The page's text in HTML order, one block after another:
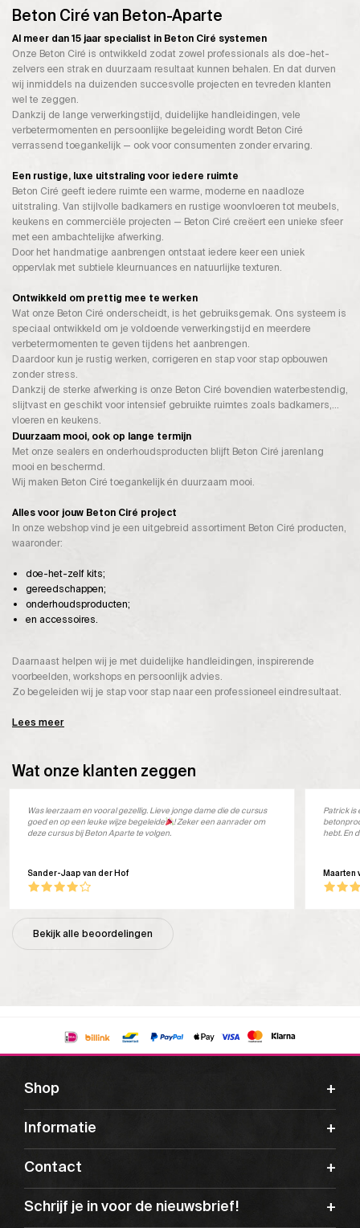
Beton Ciré van Beton-Aparte
Al meer dan 15 jaar specialist in Beton Ciré systemen
Onze Beton Ciré is ontwikkeld zodat zowel professionals als doe-het-
zelvers een strak en duurzaam resultaat kunnen behalen. En dat durven
wij inmiddels na duizenden succesvolle projecten en tevreden klanten
wel te zeggen.
Dankzij de lange verwerkingstijd, duidelijke handleidingen, vele
verbetermomenten en persoonlijke begeleiding wordt Beton Ciré
verrassend toegankelijk — ook voor consumenten zonder ervaring.
Een rustige, luxe uitstraling voor iedere ruimte
Beton Ciré geeft iedere ruimte een warme, moderne en naadloze
uitstraling. Van stijlvolle badkamers en rustige woonvloeren tot meubels,
keukens en commerciële projecten — Beton Ciré creëert een unieke sfeer
met een ambachtelijke afwerking.
Door het handmatige aanbrengen ontstaat iedere keer een uniek
oppervlak met subtiele kleurnuances en natuurlijke texturen.
Ontwikkeld om prettig mee te werken
Wat onze Beton Ciré onderscheidt, is het gebruiksgemak. Ons systeem is
speciaal ontwikkeld om je voldoende verwerkingstijd en meerdere
verbetermomenten te geven tijdens het aanbrengen.
Daardoor kun je rustig werken, corrigeren en stap voor stap opbouwen
zonder stress.
Dankzij de sterke afwerking is onze Beton Ciré bovendien waterbestendig,
slijtvast en geschikt voor intensief gebruikte ruimtes zoals badkamers,
vloeren en keukens.
Duurzaam mooi, ook op lange termijn
Met onze sealers en onderhoudsproducten blijft Beton Ciré jarenlang
mooi en beschermd.
Wij maken Beton Ciré toegankelijk én duurzaam mooi.
Alles voor jouw Beton Ciré project
In onze webshop vind je een uitgebreid assortiment Beton Ciré producten,
waaronder:
doe-het-zelf kits;
gereedschappen;
onderhoudsproducten;
en accessoires.
Daarnaast helpen wij je met duidelijke handleidingen, inspirerende
voorbeelden, workshops en persoonlijk advies.
Zo begeleiden wij je stap voor stap naar een professioneel eindresultaat.
Lees meer
Wat onze klanten zeggen
Sander-Jaap van der Hof
Was leerzaam en vooral gezellig. Lieve jonge dame die de cursus
goed en op een leuke wijze begeleide
! Zeker een aanrader om
deze cursus bij Beton Aparte te volgen.
Maarten
Patrick is
hebt. En
Bekijk alle beoordelingen
Shop
Informatie
Contact
Schrijf je in voor de nieuwsbrief!